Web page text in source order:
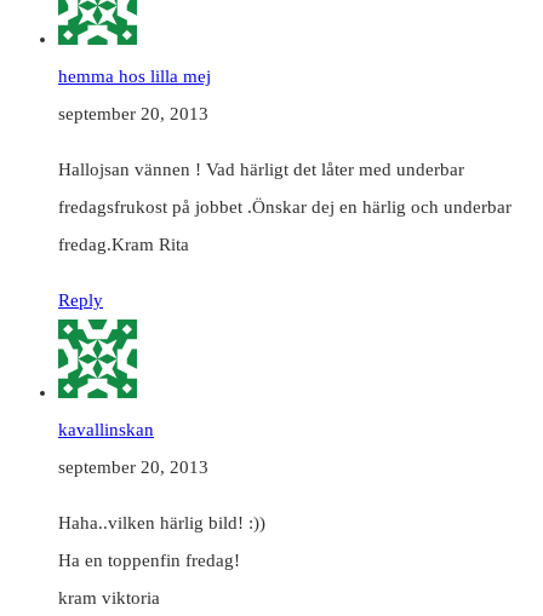
hemma hos lilla mej
september 20, 2013
Hallojsan vännen ! Vad härligt det låter med underbar
fredagsfrukost på jobbet .Önskar dej en härlig och underbar
fredag.Kram Rita
Reply
kavallinskan
september 20, 2013
Haha..vilken härlig bild! :))
Ha en toppenfin fredag!
kram viktoria